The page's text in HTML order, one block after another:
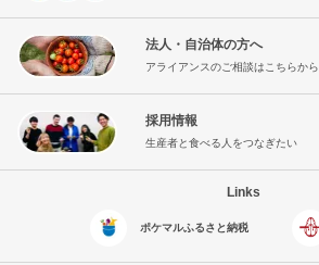
法人・自治体の方へ
アライアンスのご相談はこちらから
採用情報
生産者と食べる人をつなぎたい
Links
ポケマルふるさと納税